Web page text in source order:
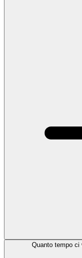
Quanto tempo ci